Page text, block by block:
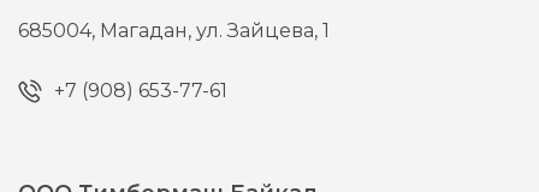
685004, Магадан,ул. Зайцева, 1
+7 (908) 653-77-61